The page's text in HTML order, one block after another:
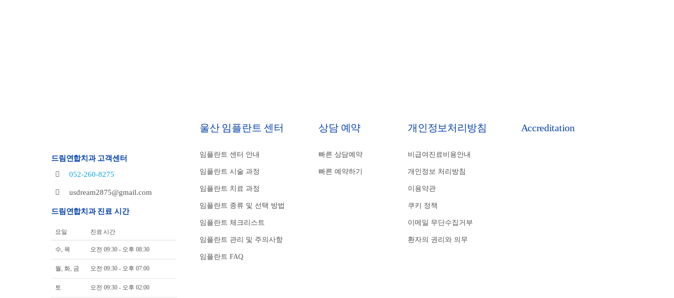
드림연합치과 고객센터
052-260-8275
usdream2875@gmail.com
드림연합치과 진료 시간
요일 진료 시간
수, 목 오전 09:30 - 오후 08:30
월, 화, 금 오전 09:30 - 오후 07:00
토 오전 09:30 - 오후 02:00
울산 임플란트 센터
임플란트 센터 안내
임플란트 시술 과정
임플란트 치료 과정
임플란트 종류 및 선택 방법
임플란트 체크리스트
임플란트 관리 및 주의사항
임플란트 FAQ
상담 예약
빠른 상담예약
빠른 예약하기
개인정보처리방침
비급여진료비용안내
개인정보 처리방침
이용약관
쿠키 정책
이메일 무단수집거부
환자의 권리와 의무
Accreditation